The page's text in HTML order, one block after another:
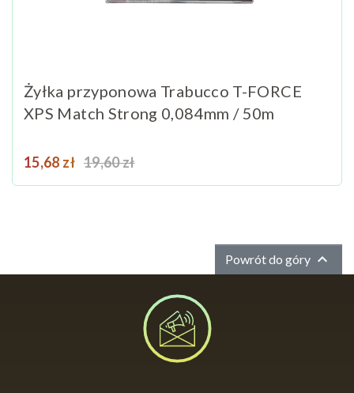
Żyłka przyponowa Trabucco T-FORCE
XPS Match Strong 0,084mm / 50m
Cena
15,68 zł Cena podstawowa
19,60 zł
Powrót do góry 